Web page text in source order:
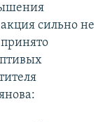
сильно не